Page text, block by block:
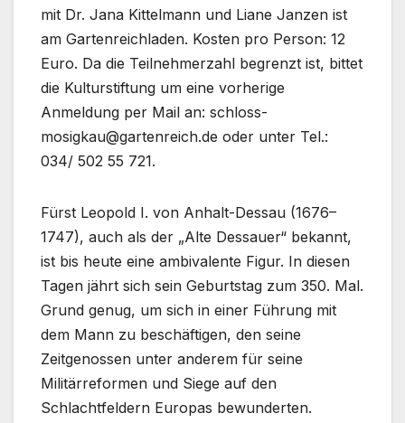
mit Dr. Jana Kittelmann und Liane Janzen ist
am Gartenreichladen. Kosten pro Person: 12
Euro. Da die Teilnehmerzahl begrenzt ist, bittet
die Kulturstiftung um eine vorherige
Anmeldung per Mail an: schloss-
mosigkau@gartenreich.de oder unter Tel.:
034/ 502 55 721.
Fürst Leopold I. von Anhalt-Dessau (1676–
1747), auch als der „Alte Dessauer“ bekannt,
ist bis heute eine ambivalente Figur. In diesen
Tagen jährt sich sein Geburtstag zum 350. Mal.
Grund genug, um sich in einer Führung mit
dem Mann zu beschäftigen, den seine
Zeitgenossen unter anderem für seine
Militärreformen und Siege auf den
Schlachtfeldern Europas bewunderten.